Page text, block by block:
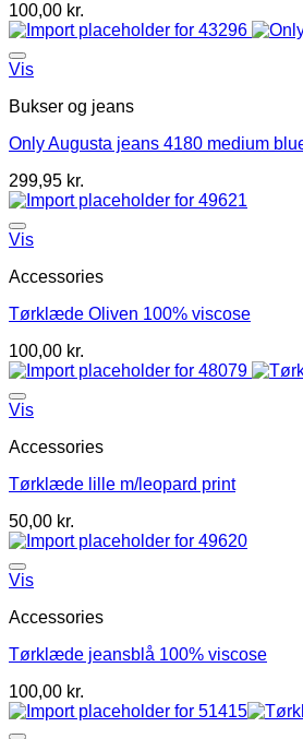
100,00 kr.
Vis
Bukser og jeans
Only Augusta jeans 4180 medium
299,95 kr.
Vis
Accessories
Tørklæde Oliven 100% viscose
100,00 kr.
Vis
Accessories
Tørklæde lille m/leopard print
50,00 kr.
Vis
Accessories
Tørklæde jeansblå 100% viscose
100,00 kr.